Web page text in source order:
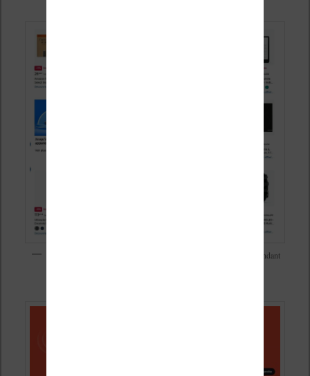
Des nombreuses promotions super intéressantes sur Amazon pendant